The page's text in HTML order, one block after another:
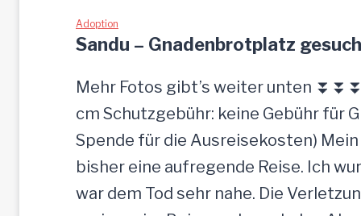
Adoption
Sandu – Gnadenbrotplatz
Mehr Fotos gibt’s weiter unten
cm Schutzgebühr: keine Gebühr für
Spende für die Ausreisekosten)
bisher eine aufregende Reise. Ich
war dem Tod sehr nahe. Die